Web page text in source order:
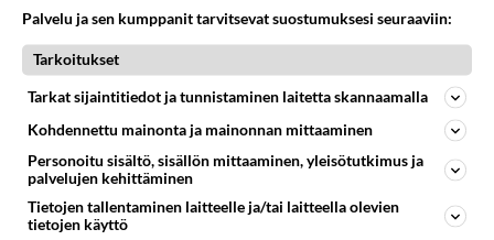
pikkuhiljaa. Ei ole mitään syytä pelätä, mitään.
1 Äänestä Kommentoi
Anonyymi
2024-02-29 19:50:16
Oon kiltti. Tule vaan lähelleni. Pitäisin Sua vaan
Palvelu ja sen kumppanit tarvitsevat suostumuksesi seuraaviin:
Tarkoitukset
Tarkat sijaintitiedot ja tunnistaminen laitetta skannaamalla
Kohdennettu mainonta ja mainonnan mittaaminen
Personoitu sisältö, sisällön mittaaminen, yleisötutkimus ja
palvelujen kehittäminen
Tietojen tallentaminen laitteelle ja/tai laitteella olevien
tietojen käyttö